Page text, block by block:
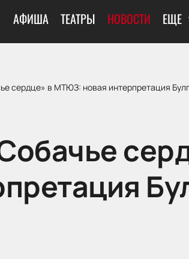
АФИША ТЕАТРЫ НОВОСТИ ЕЩЕ
сердце» в МТЮЗ: новая интерпретация